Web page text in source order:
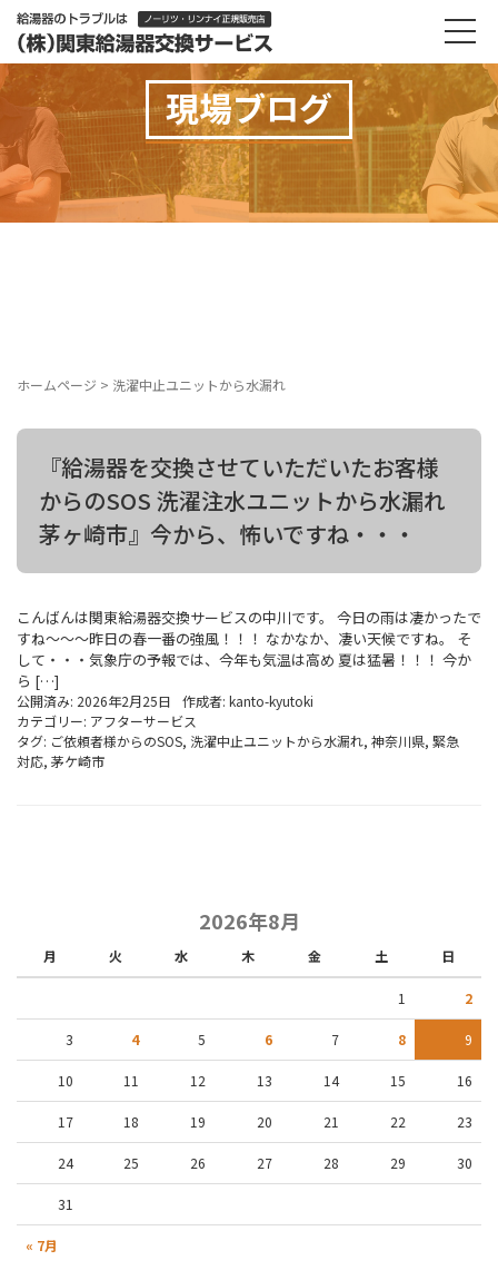
現場ブログ
ホームページ > 洗濯中止ユニットから水漏れ
『給湯器を交換させていただいたお客様
からのSOS 洗濯注水ユニットから水漏れ
茅ヶ崎市』今から、怖いですね・・・
こんばんは関東給湯器交換サービスの中川です。 今日の雨は凄かったで
すね～～～昨日の春一番の強風！！！ なかなか、凄い天候ですね。 そ
して・・・気象庁の予報では、今年も気温は高め 夏は猛暑！！！ 今か
ら […]
公開済み: 2026年2月25日 作成者: kanto-kyutoki
カテゴリー: アフターサービス
タグ: ご依頼者様からのSOS, 洗濯中止ユニットから水漏れ, 神奈川県, 緊急
対応, 茅ケ崎市
2026年8月
月 火 水 木 金 土 日
« 7月
1 2
3 4 5 6 7 8 9
10 11 12 13 14 15 16
17 18 19 20 21 22 23
24 25 26 27 28 29 30
31